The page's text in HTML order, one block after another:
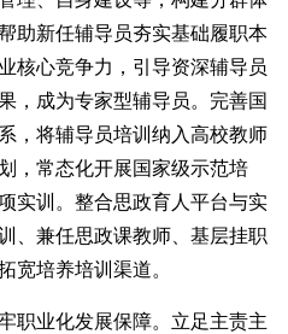
助新任辅导员夯实基础履职本
核心竞争力，引导资深辅导员
，成为专家型辅导员。完善国
，将辅导员培训纳入高校教师
，常态化开展国家级示范培
实训。整合思政育人平台与实
、兼任思政课教师、基层挂职
宽培养培训渠道。
业化发展保障。立足主责主